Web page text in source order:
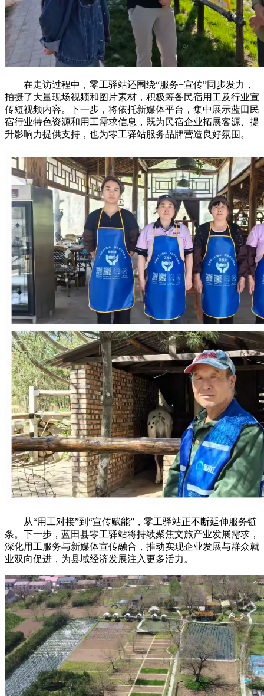
在走访过程中，零工驿站还围绕“服务+宣传”同步发力，
拍摄了大量现场视频和图片素材，积极筹备民宿用工及行业宣
传短视频内容。下一步，将依托新媒体平台，集中展示蓝田民
宿行业特色资源和用工需求信息，既为民宿企业拓展客源、提
升影响力提供支持，也为零工驿站服务品牌营造良好氛围。
从“用工对接”到“宣传赋能”，零工驿站正不断延伸服务链
条。下一步，蓝田县零工驿站将持续聚焦文旅产业发展需求，
深化用工服务与新媒体宣传融合，推动实现企业发展与群众就
业双向促进，为县域经济发展注入更多活力。